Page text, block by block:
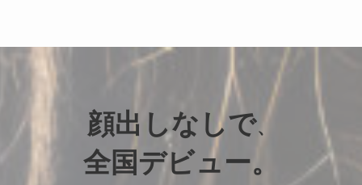
顔出しなしで、
全国デビュー。